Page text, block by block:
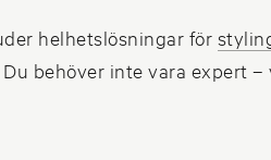
helhetslösningar för
behöver inte vara expert